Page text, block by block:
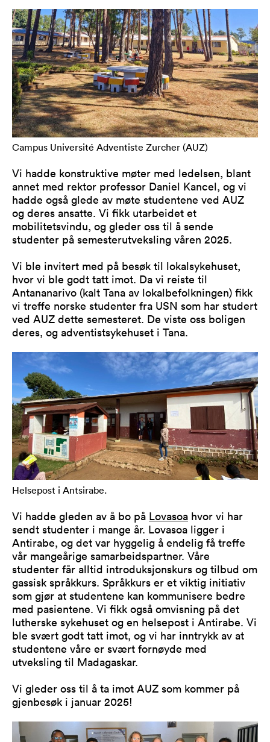
Campus Université Adventiste Zurcher (AUZ)
Vi hadde konstruktive møter med ledelsen, blant
annet med rektor professor Daniel Kancel, og vi
hadde også glede av møte studentene ved AUZ
og deres ansatte. Vi fikk utarbeidet et
mobilitetsvindu, og gleder oss til å sende
studenter på semesterutveksling våren 2025.
Vi ble invitert med på besøk til lokalsykehuset,
hvor vi ble godt tatt imot. Da vi reiste til
Antananarivo (kalt Tana av lokalbefolkningen) fikk
vi treffe norske studenter fra USN som har studert
ved AUZ dette semesteret. De viste oss boligen
deres, og adventistsykehuset i Tana.
Helsepost i Antsirabe.
Vi hadde gleden av å bo på Lovasoa hvor vi har
sendt studenter i mange år. Lovasoa ligger i
Antirabe, og det var hyggelig å endelig få treffe
vår mangeårige samarbeidspartner. Våre
studenter får alltid introduksjonskurs og tilbud om
gassisk språkkurs. Språkkurs er et viktig initiativ
som gjør at studentene kan kommunisere bedre
med pasientene. Vi fikk også omvisning på det
lutherske sykehuset og en helsepost i Antirabe. Vi
ble svært godt tatt imot, og vi har inntrykk av at
studentene våre er svært fornøyde med
utveksling til Madagaskar.
Vi gleder oss til å ta imot AUZ som kommer på
gjenbesøk i januar 2025!